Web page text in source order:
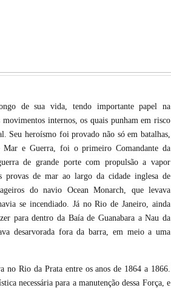
de sua vida, tendo importante papel na
internos, os quais punham em risco
Seu heroísmo foi provado não só em batalhas,
Mar e Guerra, foi o primeiro Comandante da
de grande porte com propulsão a vapor
de mar ao largo da cidade inglesa de
do navio Ocean Monarch, que levava
se incendiado. Já no Rio de Janeiro, ainda
para dentro da Baía de Guanabara a Nau da
desarvorada fora da barra, em meio a uma
no Rio da Prata entre os anos de 1864 a 1866.
necessária para a manutenção dessa Força, e